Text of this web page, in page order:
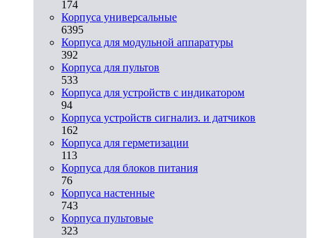
174
Корпуса универсальные
6395
Корпуса для модульной аппаратуры
392
Корпуса для пультов
533
Корпуса для устройств с индикатором
94
Корпуса устройств сигнализ. и датчиков
162
Корпуса для герметизации
113
Корпуса для блоков питания
76
Корпуса настенные
743
Корпуса пультовые
323